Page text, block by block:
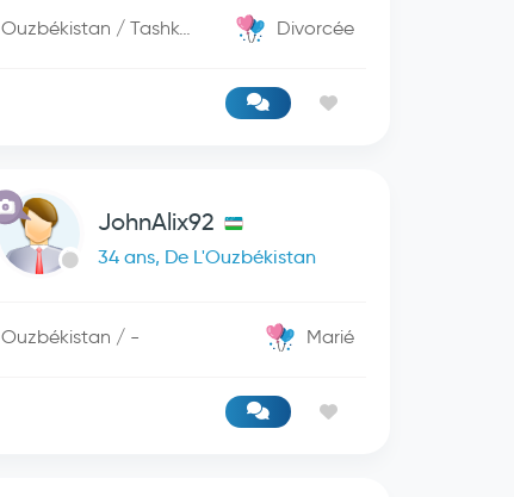
Ouzbékistan / Tashkent Divorcée
JohnAlix92
34 ans, De L'Ouzbékistan
Ouzbékistan / - Marié